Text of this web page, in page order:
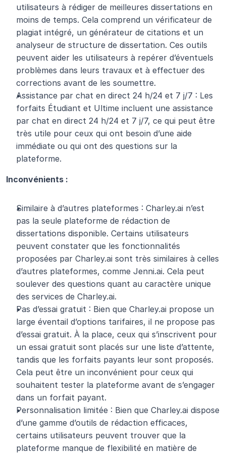
utilisateurs à rédiger de meilleures dissertations en
moins de temps. Cela comprend un vérificateur de
plagiat intégré, un générateur de citations et un
analyseur de structure de dissertation. Ces outils
peuvent aider les utilisateurs à repérer d’éventuels
problèmes dans leurs travaux et à effectuer des
corrections avant de les soumettre.
Assistance par chat en direct 24 h/24 et 7 j/7 : Les
forfaits Étudiant et Ultime incluent une assistance
par chat en direct 24 h/24 et 7 j/7, ce qui peut être
très utile pour ceux qui ont besoin d’une aide
immédiate ou qui ont des questions sur la
plateforme.
Inconvénients :
Similaire à d’autres plateformes : Charley.ai n’est
pas la seule plateforme de rédaction de
dissertations disponible. Certains utilisateurs
peuvent constater que les fonctionnalités
proposées par Charley.ai sont très similaires à celles
d’autres plateformes, comme Jenni.ai. Cela peut
soulever des questions quant au caractère unique
des services de Charley.ai.
Pas d’essai gratuit : Bien que Charley.ai propose un
large éventail d’options tarifaires, il ne propose pas
d’essai gratuit. À la place, ceux qui s’inscrivent pour
un essai gratuit sont placés sur une liste d’attente,
tandis que les forfaits payants leur sont proposés.
Cela peut être un inconvénient pour ceux qui
souhaitent tester la plateforme avant de s’engager
dans un forfait payant.
Personnalisation limitée : Bien que Charley.ai dispose
d’une gamme d’outils de rédaction efficaces,
certains utilisateurs peuvent trouver que la
plateforme manque de flexibilité en matière de